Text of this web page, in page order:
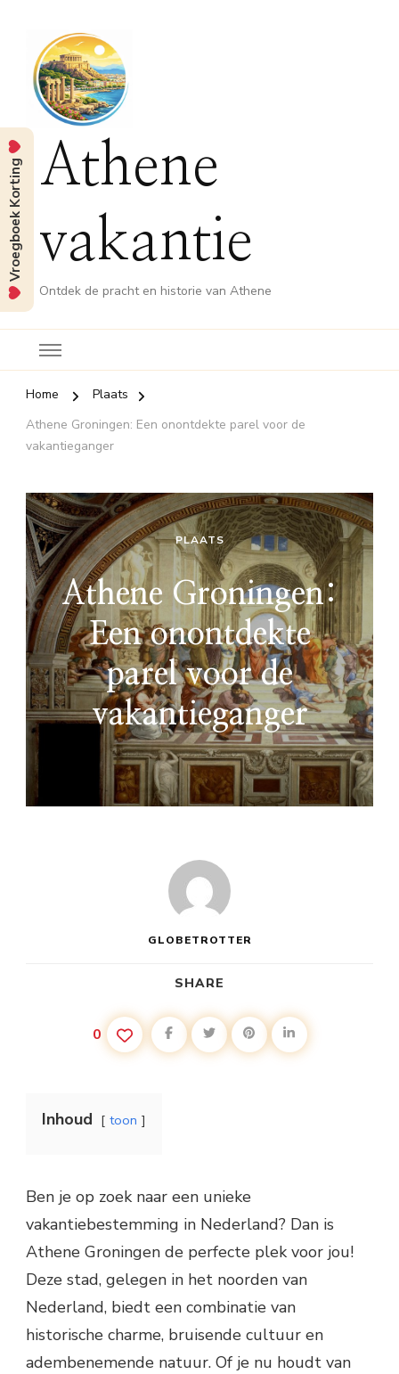
Athene
vakantie
Ontdek de pracht en historie van Athene
Home
Plaats
Athene Groningen: Een onontdekte parel voor de
vakantieganger
PLAATS
Athene Groningen:
Een onontdekte
parel voor de
vakantieganger
GLOBETROTTER
SHARE
0
Inhoud toon
Ben je op zoek naar een unieke
vakantiebestemming in Nederland? Dan is
Athene Groningen de perfecte plek voor jou!
Deze stad, gelegen in het noorden van
Nederland, biedt een combinatie van
historische charme, bruisende cultuur en
adembenemende natuur. Of je nu houdt van
Vroegboek Korting